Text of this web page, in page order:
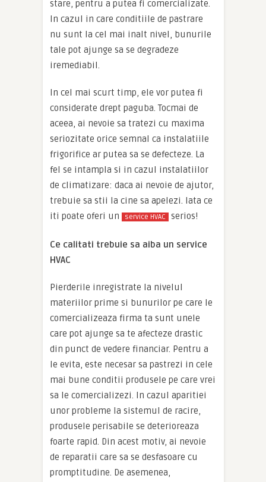
stare, pentru a putea fi comercializate.
In cazul in care conditiile de pastrare
nu sunt la cel mai inalt nivel, bunurile
tale pot ajunge sa se degradeze
iremediabil.
In cel mai scurt timp, ele vor putea fi
considerate drept paguba. Tocmai de
aceea, ai nevoie sa tratezi cu maxima
seriozitate orice semnal ca instalatiile
frigorifice ar putea sa se defecteze. La
fel se intampla si in cazul instalatiilor
de climatizare: daca ai nevoie de ajutor,
trebuie sa stii la cine sa apelezi. Iata ce
iti poate oferi un
service HVAC serios!
Ce calitati trebuie sa aiba un service
HVAC
Pierderile inregistrate la nivelul
materiilor prime si bunurilor pe care le
comercializeaza firma ta sunt unele
care pot ajunge sa te afecteze drastic
din punct de vedere financiar. Pentru a
le evita, este necesar sa pastrezi in cele
mai bune conditii produsele pe care vrei
sa le comercializezi. In cazul aparitiei
unor probleme la sistemul de racire,
produsele perisabile se deterioreaza
foarte rapid. Din acest motiv, ai nevoie
de reparatii care sa se desfasoare cu
promptitudine. De asemenea,